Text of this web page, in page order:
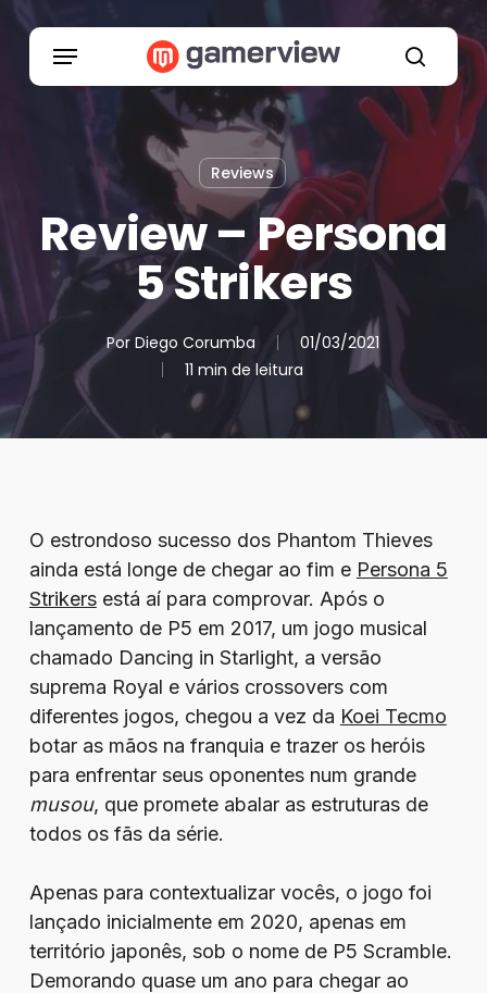
search
Menu
Reviews
Review – Persona
5 Strikers
Por Diego Corumba
01/03/2021
11 min de leitura
O estrondoso sucesso dos Phantom Thieves
ainda está longe de chegar ao fim e Persona 5
Strikersestá aí para comprovar. Após o
lançamento de P5 em 2017, um jogo musical
chamado Dancing in Starlight, a versão
suprema Royal e vários crossovers com
diferentes jogos, chegou a vez da Koei Tecmo
botar as mãos na franquia e trazer os heróis
para enfrentar seus oponentes num grande
musou, que promete abalar as estruturas de
todos os fãs da série.
Apenas para contextualizar vocês, o jogo foi
lançado inicialmente em 2020, apenas em
território japonês, sob o nome de P5 Scramble.
Demorando quase um ano para chegar ao